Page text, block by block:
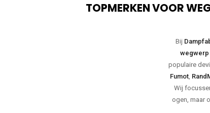
TOPMERKEN VOOR
Bij
wegwerp
populaire
Fumot,
Wij
ogen, maar